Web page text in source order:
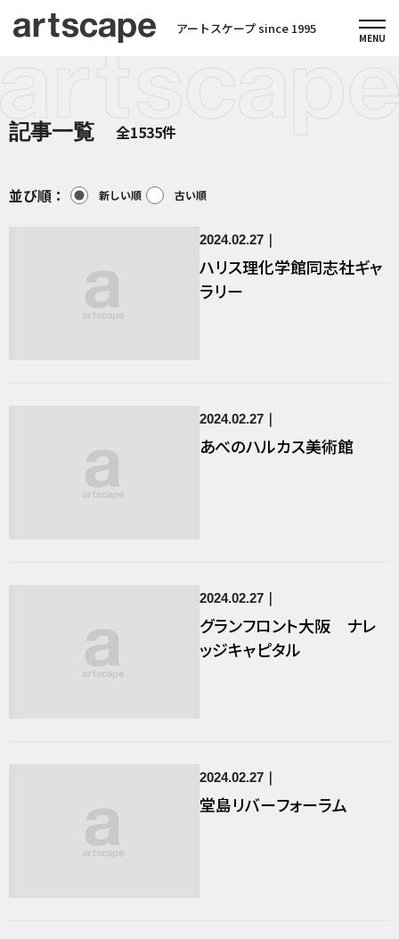
アートスケープ since 1995
記事一覧 全1535件
並び順： 新しい順 古い順
2024.02.27
ハリス理化学館同志社ギャ
ラリー
2024.02.27
あべのハルカス美術館
2024.02.27
グランフロント大阪 ナレ
ッジキャピタル
2024.02.27
堂島リバーフォーラム